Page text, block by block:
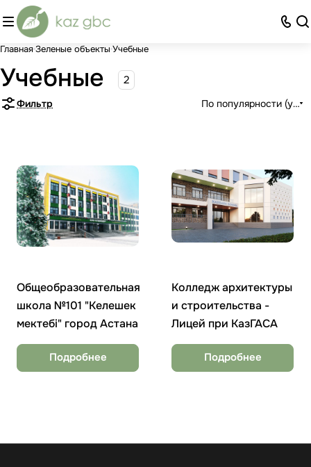
Главная Зеленые объекты Учебные
Учебные 2
Фильтр По популярности
Общеобразовательная
школа №101 "Келешек
мектебі" город Астана
Подробнее
Колледж архитектуры
и строительства -
Лицей при КазГАСА
Подробнее